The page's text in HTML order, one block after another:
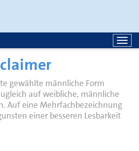
gewählte männliche Form
auf weibliche, männliche
Auf eine Mehrfachbezeichnung
einer besseren Lesbarkeit